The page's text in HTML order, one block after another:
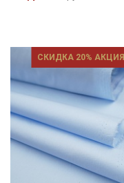
СКИДКА 20% АКЦИЯ